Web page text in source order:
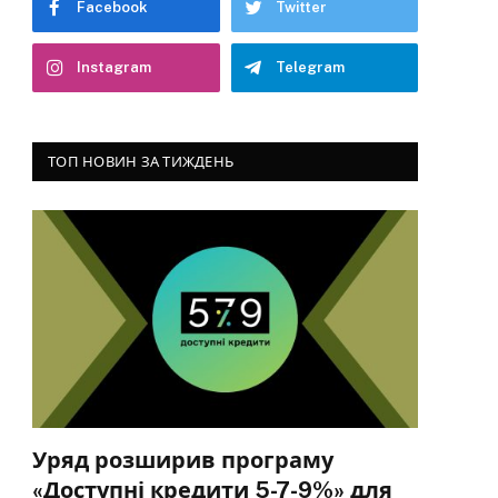
Facebook Twitter
Instagram Telegram
ТОП НОВИН ЗА ТИЖДЕНЬ
Уряд розширив програму
«Доступні кредити 5-7-9%» для